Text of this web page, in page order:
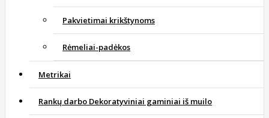
Pakvietimai krikštynoms
Rėmeliai-padėkos
Metrikai
Rankų darbo Dekoratyviniai gaminiai iš muilo